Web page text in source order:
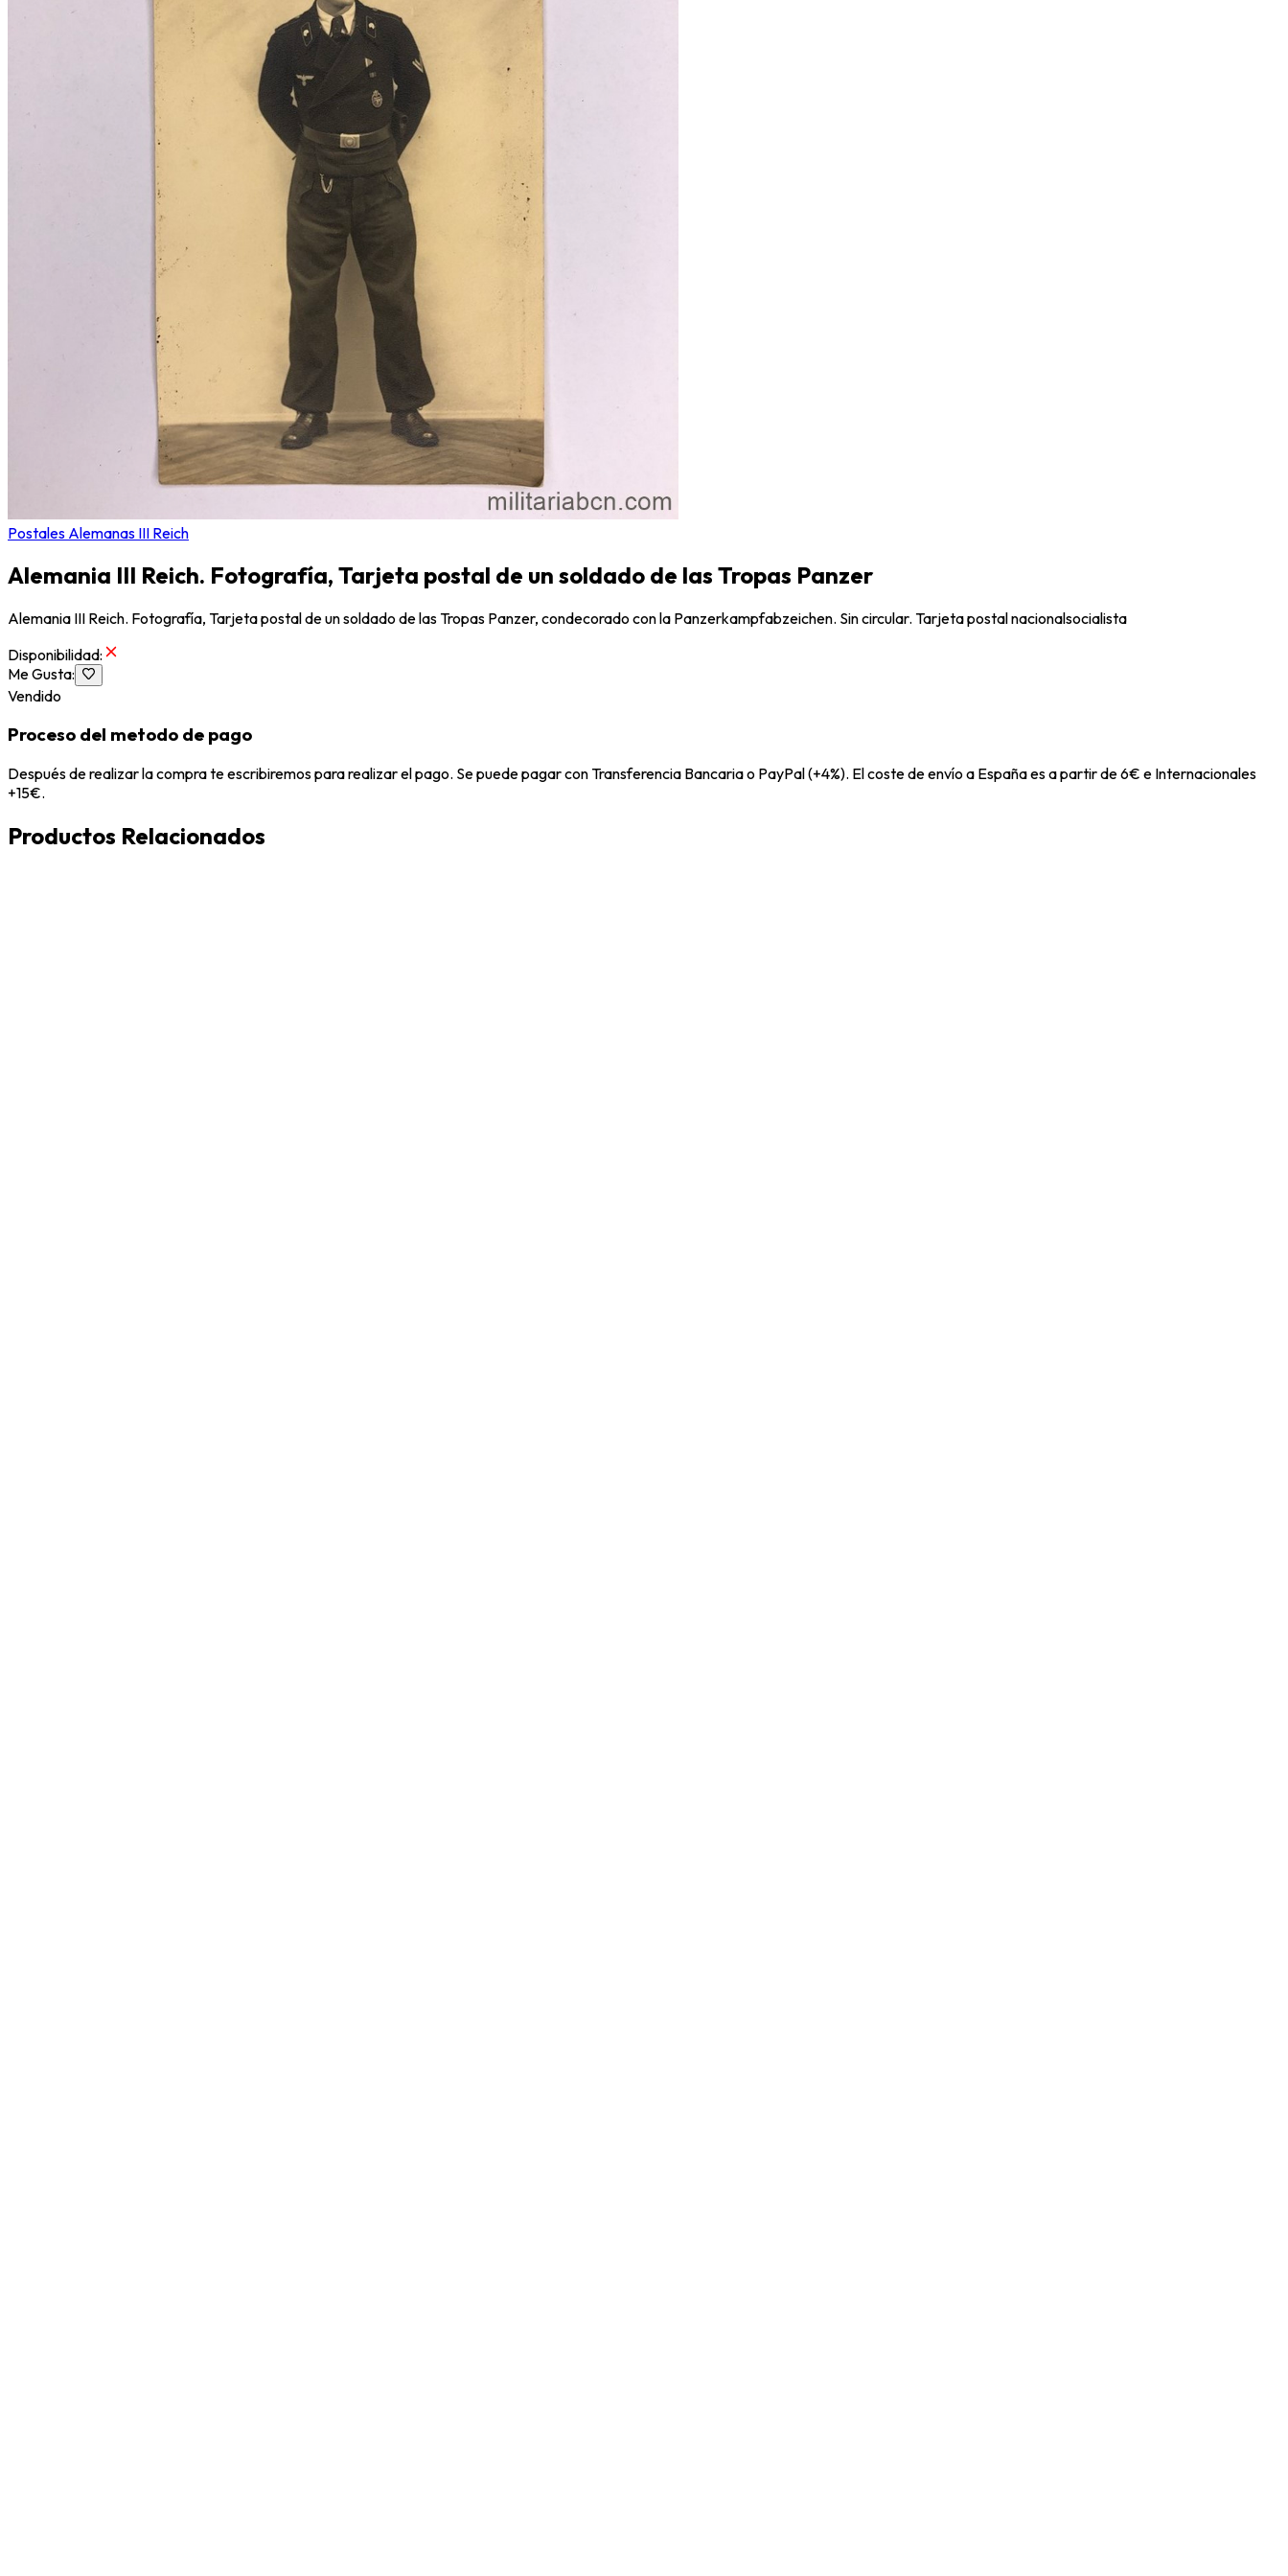
Postales Alemanas III Reich
Alemania III Reich. Fotografía, Tarjeta postal de un soldado de las Tropas Panzer
Alemania III Reich. Fotografía, Tarjeta postal de un soldado de las Tropas Panzer, condecorado con la Panzerkampfabzeichen. Sin circular. Tarjeta postal nacionalsocialista
Disponibilidad:
Me Gusta:
Vendido
Proceso del metodo de pago
Después de realizar la compra te escribiremos para realizar el pago. Se puede pagar con Transferencia Bancaria o PayPal (+4%). El coste de envío a España es a partir de 6€ e Internacionales
+15€.
Productos Relacionados